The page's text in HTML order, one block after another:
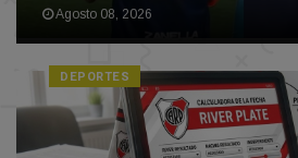
Agosto 08, 2026
DEPORTES